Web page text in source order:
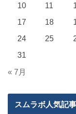
10
11
17
18
24
25
31
« 7月
スムラボ人気記事